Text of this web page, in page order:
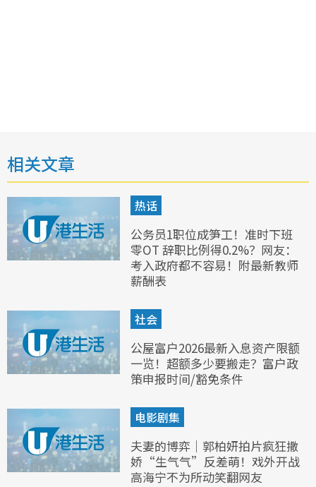
相关文章
热话
公务员1职位成笋工！准时下班
零OT 辞职比例得0.2%？网友：
考入政府都不容易！附最新教师
薪酬表
社会
公屋富户2026最新入息资产限额
一览！超额多少要搬走？富户政
策申报时间/豁免条件
电影剧集
夫妻的博弈｜郭柏妍拍片疯狂撒
娇“生气气”反差萌！戏外开战
高海宁不为所动笑翻网友